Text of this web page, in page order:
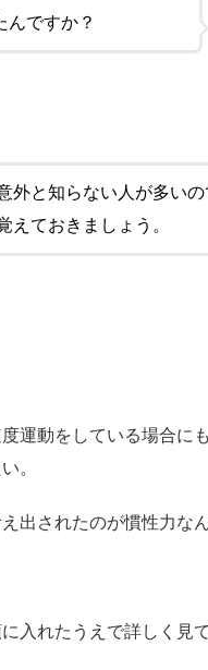
んですか？
外と知らない人が多い
えておきましょう。
運動をしている場合に
。
出されたのが慣性力なん
入れたうえで詳しく見